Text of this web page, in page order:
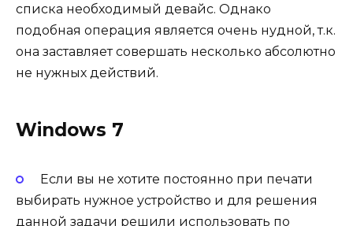
списка необходимый девайс. Однако
подобная операция является очень нудной, т.к.
она заставляет совершать несколько абсолютно
не нужных действий.
Windows 7
Если вы не хотите постоянно при печати
выбирать нужное устройство и для решения
данной задачи решили использовать по